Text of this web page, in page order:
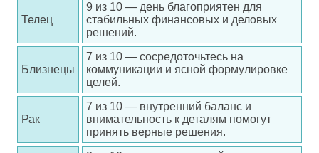
Телец
9 из 10 — день благоприятен для
стабильных финансовых и деловых
решений.
Близнецы
7 из 10 — сосредоточьтесь на
коммуникации и ясной формулировке
целей.
Рак
7 из 10 — внутренний баланс и
внимательность к деталям помогут
принять верные решения.